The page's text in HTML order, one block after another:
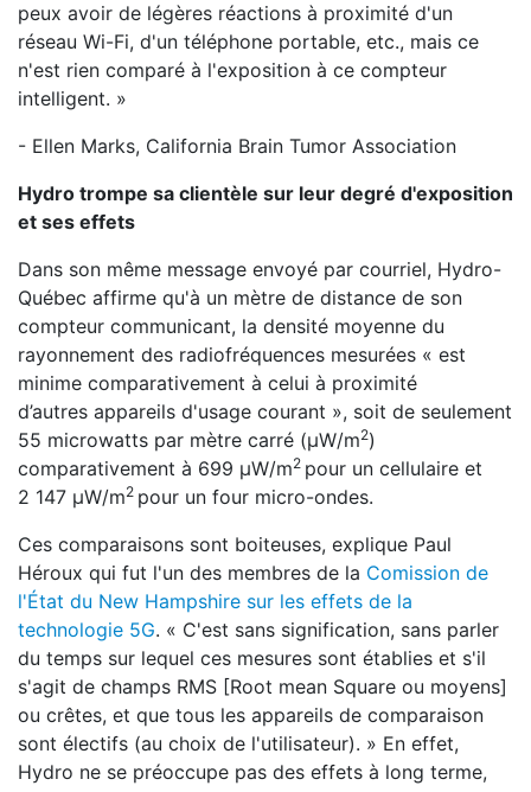
peux avoir de légères réactions à proximité d'un
réseau Wi-Fi, d'un téléphone portable, etc., mais ce
n'est rien comparé à l'exposition à ce compteur
intelligent. »
- Ellen Marks, California Brain Tumor Association
Hydro trompe sa clientèle sur leur degré d'exposition
et ses effets
Dans son même message envoyé par courriel, Hydro-
Québec affirme qu'à un mètre de distance de son
compteur communicant, la densité moyenne du
rayonnement des radiofréquences mesurées « est
minime comparativement à celui à proximité
d’autres appareils d'usage courant », soit de seulement
55 microwatts par mètre carré (μW/m2)
comparativement à 699 μW/m2 pour un cellulaire et
2 147 μW/m2 pour un four micro-ondes.
Ces comparaisons sont boiteuses, explique Paul
Héroux qui fut l'un des membres de la Comission de
l'État du New Hampshire sur les effets de la
technologie 5G. « C'est sans signification, sans parler
du temps sur lequel ces mesures sont établies et s'il
s'agit de champs RMS [Root mean Square ou moyens]
ou crêtes, et que tous les appareils de comparaison
sont électifs (au choix de l'utilisateur). » En effet,
Hydro ne se préoccupe pas des effets à long terme,